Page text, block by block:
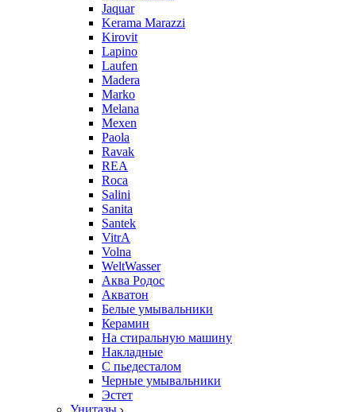
Jaquar
Kerama Marazzi
Kirovit
Lapino
Laufen
Madera
Marko
Melana
Mexen
Paola
Ravak
REA
Roca
Salini
Sanita
Santek
VitrA
Volna
WeltWasser
Аква Родос
Акватон
Белые умывальники
Керамин
На стиральную машину
Накладные
С пьедесталом
Черные умывальники
Эстет
Унитазы